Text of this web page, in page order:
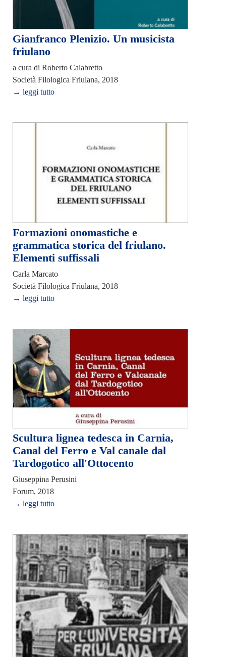
Gianfranco Plenizio. Un musicista
friulano
a cura di Roberto Calabretto
Società Filologica Friulana, 2018
→ leggi tutto
Formazioni onomastiche e
grammatica storica del friulano.
Elementi suffissali
Carla Marcato
Società Filologica Friulana, 2018
→ leggi tutto
Scultura lignea tedesca in Carnia,
Canal del Ferro e Val canale dal
Tardogotico all'Ottocento
Giuseppina Perusini
Forum, 2018
→ leggi tutto